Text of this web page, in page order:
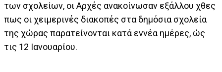
των σχολείων, οι Αρχές ανακοίνωσαν εξάλλου χθες
πως οι χειμερινές διακοπές στα δημόσια σχολεία
της χώρας παρατείνονται κατά εννέα ημέρες, ώς
τις 12 Ιανουαρίου.